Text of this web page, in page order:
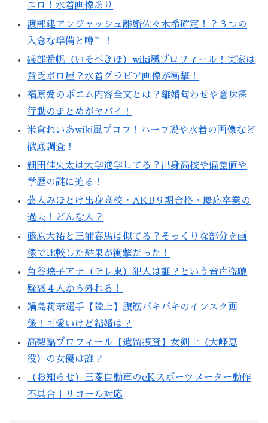
エロ！水着画像あり
渡部建アンジャッシュ離婚佐々木希確定！？３つの
入念な準備と噂”！
礒部希帆（いそべきほ）wiki風プロフィール！実家は
貧乏ボロ屋？水着グラビア画像が衝撃！
福原愛のポエム内容全文とは？離婚匂わせや意味深
行動のまとめがヤバイ！
米倉れいあwiki風プロフ！ハーフ説や水着の画像など
徹底調査！
細田佳央太は大学進学してる？出身高校や偏差値や
学歴の謎に迫る！
芸人みほとけ出身高校・AKB９期合格・慶応卒業の
過去！どんな人？
藤原大祐と三浦春馬は似てる？そっくりな部分を画
像で比較した結果が衝撃だった！
角谷暁子アナ（テレ東）犯人は誰？という音声盗聴
疑惑４人から外れる！
鍋島莉奈選手【陸上】腹筋バキバキのインスタ画
像！可愛いけど結婚は？
高梨臨プロフィール【遺留捜査】女剣士（大峰恵
役）の女優は誰？
（お知らせ）三菱自動車のeKスポーツメーター動作
不具合｜リコール対応